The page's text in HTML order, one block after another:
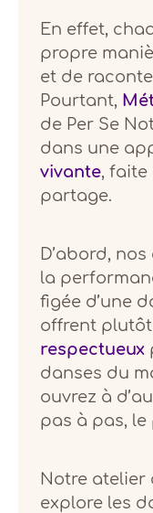
En effet,
propre
et de
Pourtant,
de Per Se
dans une
vivante, faite
partage.
D’abord,
la
figée d’une
offrent
respectueux
danses du
ouvrez à
pas à pas,
Notre atelier
explore les